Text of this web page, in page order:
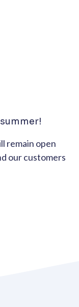
remain open
our customers